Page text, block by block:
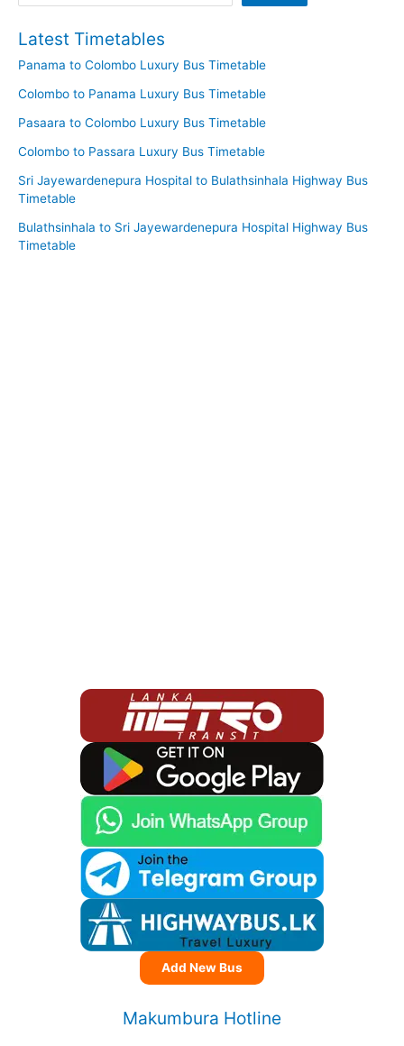
Latest Timetables
Panama to Colombo Luxury Bus Timetable
Colombo to Panama Luxury Bus Timetable
Pasaara to Colombo Luxury Bus Timetable
Colombo to Passara Luxury Bus Timetable
Sri Jayewardenepura Hospital to Bulathsinhala Highway Bus
Timetable
Bulathsinhala to Sri Jayewardenepura Hospital Highway Bus
Timetable
Add New Bus
Makumbura Hotline